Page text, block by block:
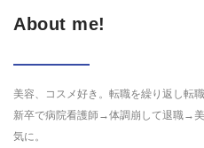
About me!
美容、コスメ好き。転職を繰り返し転職
新卒で病院看護師→体調崩して退職→
気に。